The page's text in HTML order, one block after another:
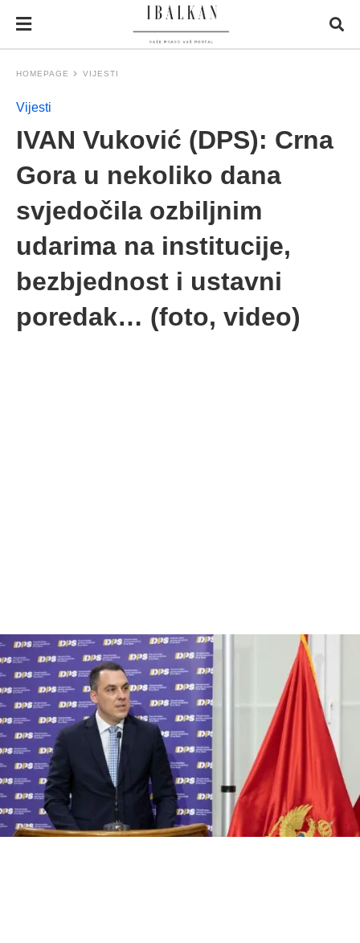
HOMEPAGE VIJESTI
Vijesti
IVAN Vuković (DPS): Crna
Gora u nekoliko dana
svjedočila ozbiljnim
udarima na institucije,
bezbjednost i ustavni
poredak… (foto, video)